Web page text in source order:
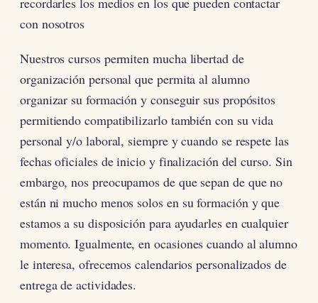
con nosotros
Nuestros cursos permiten mucha libertad de
organización personal que permita al alumno
organizar su formación y conseguir sus propósitos
permitiendo compatibilizarlo también con su vida
personal y/o laboral, siempre y cuando se respete las
fechas oficiales de inicio y finalización del curso. Sin
embargo, nos preocupamos de que sepan de que no
están ni mucho menos solos en su formación y que
estamos a su disposición para ayudarles en cualquier
momento. Igualmente, en ocasiones cuando al alumno
le interesa, ofrecemos calendarios personalizados de
entrega de actividades.